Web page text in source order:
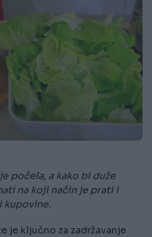
počela, a kako bi duže
na koji način je prati i
kupovine.
je ključno za zadržavanje